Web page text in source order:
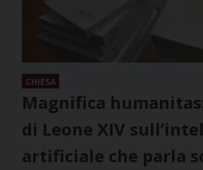
CHIESA
Magnifica
di Leone XIV
artificiale che parla